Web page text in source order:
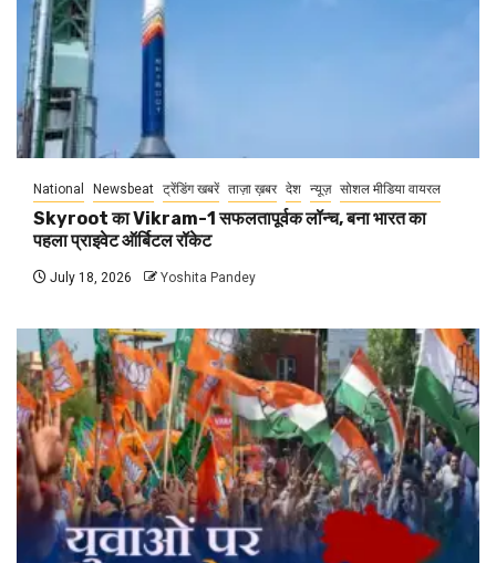
National Newsbeat ट्रेंडिंग खबरें ताज़ा ख़बर देश न्यूज़ सोशल मीडिया वायरल
Skyroot का Vikram-1 सफलतापूर्वक लॉन्च, बना भारत का
पहला प्राइवेट ऑर्बिटल रॉकेट
July 18, 2026 Yoshita Pandey